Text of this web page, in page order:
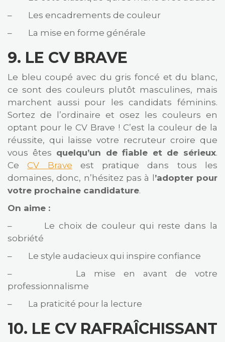
– Les encadrements de couleur
– La mise en forme générale
9. LE CV BRAVE
Le bleu coupé avec du gris foncé et du blanc,
ce sont des couleurs plutôt masculines, mais
marchent aussi pour les candidats féminins.
Sortez de l’ordinaire et osez les couleurs en
optant pour le CV Brave ! C’est la couleur de la
réussite, qui laisse votre recruteur croire que
vous êtes quelqu’un de fiable et de sérieux.
CeCV Brave est pratique dans tous les
domaines, donc, n’hésitez pas à l’adopter pour
votre prochaine candidature.
On aime :
– Le choix de couleur qui reste dans la
sobriété
– Le style audacieux qui inspire confiance
– La mise en avant de votre
professionnalisme
– La praticité pour la lecture
10. LE CV RAFRAÎCHISSANT